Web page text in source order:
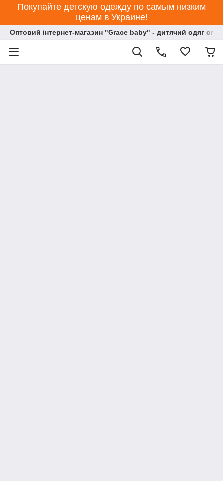
Покупайте детскую одежду по самым низким
ценам в Украине!
Оптовий інтернет-магазин "Grace baby" - дитячий одяг